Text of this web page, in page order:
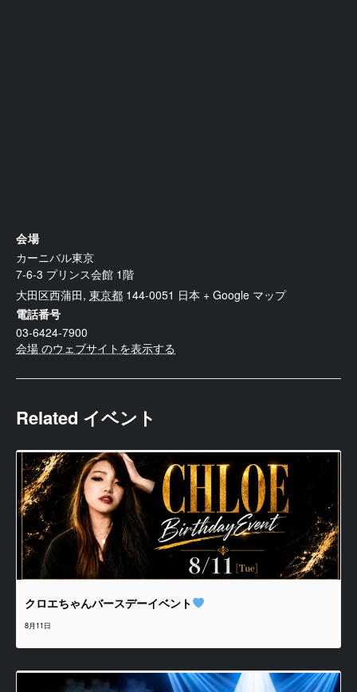
会場
カーニバル東京
7-6-3 プリンス会館 1階
大田区西蒲田, 東京都 144-0051 日本 + Google マップ
電話番号
03-6424-7900
会場 のウェブサイトを表示する
Related イベント
クロエちゃんバースデーイベント
8月11日